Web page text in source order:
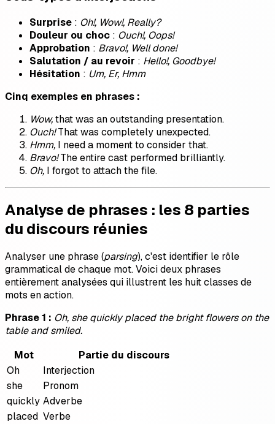
Surprise : Oh!, Wow!, Really?
Douleur ou choc : Ouch!, Oops!
Approbation : Bravo!, Well done!
Salutation / au revoir : Hello!, Goodbye!
Hésitation : Um, Er, Hmm
Cinq exemples en phrases :
Wow,that was an outstanding presentation.
Ouch!That was completely unexpected.
Hmm, I need a moment to consider that.
Bravo!The entire cast performed brilliantly.
Oh, I forgot to attach the file.
Analyse de phrases : les 8 parties
du discours réunies
Analyser une phrase (parsing), c'est identifier le rôle
grammatical de chaque mot. Voici deux phrases
entièrement analysées qui illustrent les huit classes de
mots en action.
Phrase 1 : Oh, she quickly placed the bright flowers on the
table and smiled.
Mot
Partie du discours
Oh
Interjection
she
Pronom
quickly Adverbe
placed Verbe